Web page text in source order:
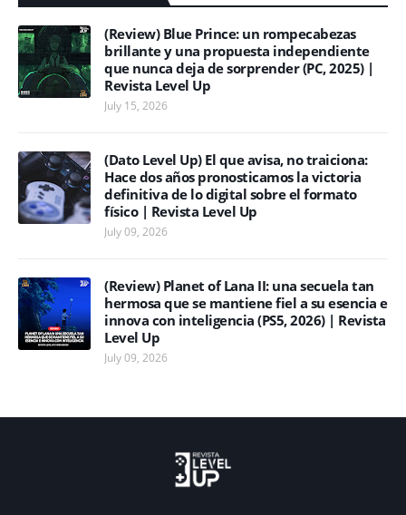
(Review) Blue Prince: un rompecabezas
brillante y una propuesta independiente
que nunca deja de sorprender (PC, 2025) |
Revista Level Up
July 15, 2026
(Dato Level Up) El que avisa, no traiciona:
Hace dos años pronosticamos la victoria
definitiva de lo digital sobre el formato
físico | Revista Level Up
July 09, 2026
(Review) Planet of Lana II: una secuela tan
hermosa que se mantiene fiel a su esencia e
innova con inteligencia (PS5, 2026) | Revista
Level Up
July 09, 2026